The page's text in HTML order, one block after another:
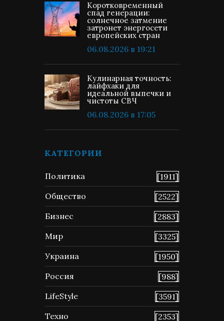
Коротковременный
спад генерации:
солнечное затмение
затронет энергосети
европейских стран
06.08.2026 в 19:21
Кулинарная точность:
лайфхаки для
идеальной выпечки и
чистоты СВЧ
06.08.2026 в 17:05
КАТЕГОРИИ
Политика
[1911]
Общество
[2522]
Бизнес
[2883]
Мир
[3325]
Украина
[1950]
Россия
[988]
LifeStyle
[3591]
Техно
[2353]